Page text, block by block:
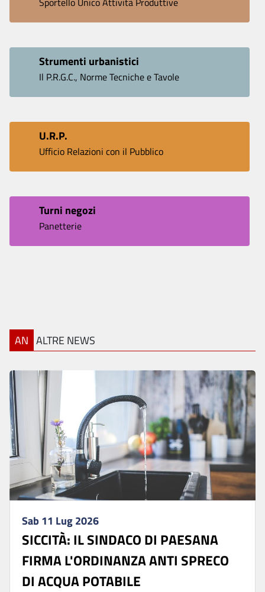
Strumenti urbanistici
Il P.R.G.C., Norme Tecniche e Tavole
U.R.P.
Ufficio Relazioni con il Pubblico
Turni negozi
Panetterie
AN ALTRE NEWS
Sab 11 Lug 2026
SICCITÀ: IL SINDACO DI PAESANA
FIRMA L'ORDINANZA ANTI SPRECO
DI ACQUA POTABILE